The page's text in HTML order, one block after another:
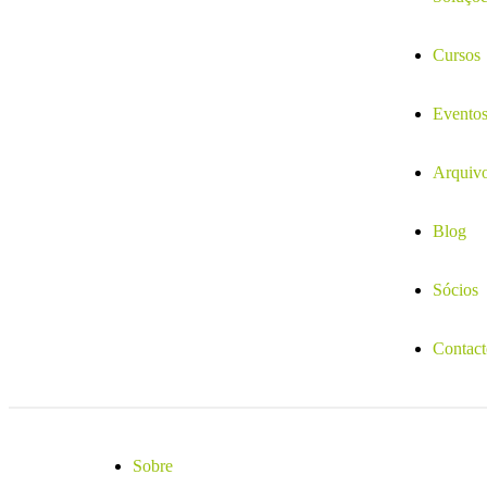
Cursos
Eventos
Blog
Sócios
Sobre